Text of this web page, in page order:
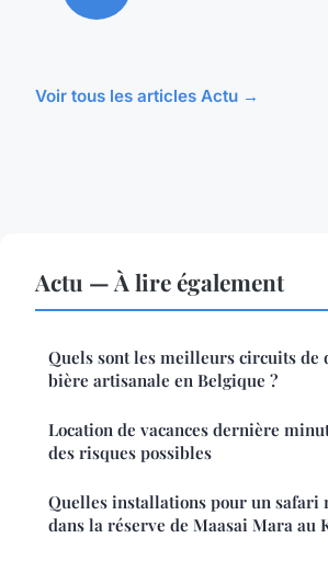
Voir tous les articles Actu →
Actu — À lire également
Quels sont les meilleurs circuits de
bière artisanale en Belgique ?
Location de vacances dernière
des risques possibles
Quelles installations pour un safari
dans la réserve de Maasai Mara au